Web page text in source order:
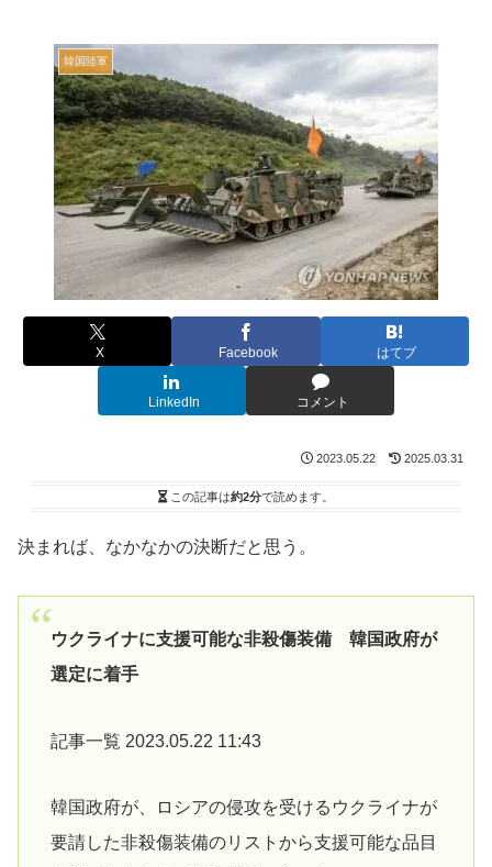
韓国陸軍
X Facebook はてブ
LinkedIn コメント
2023.05.22 2025.03.31
この記事は約2分で読めます。
決まれば、なかなかの決断だと思う。
ウクライナに支援可能な非殺傷装備 韓国政府が
選定に着手
記事一覧 2023.05.22 11:43
韓国政府が、ロシアの侵攻を受けるウクライナが
要請した非殺傷装備のリストから支援可能な品目